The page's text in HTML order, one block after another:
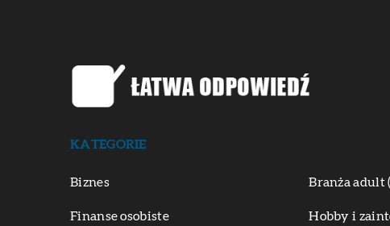
KATEGORIE
Biznes Branża adult
Finanse osobiste Hobby i